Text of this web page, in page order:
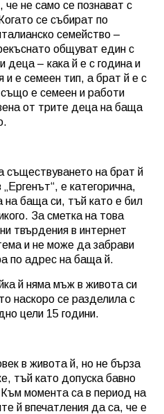
че не само се познават с
се събират по
семейство –
общуват един с
деца – кака й е с година и
и е семеен тип, а брат й е с
също е семеен и работи
от трите деца на баща
съществуването на брат й
е категорична,
на баща си, тъй като е бил
За сметка на това
твърдения в интернет
и не може да забрави
по адрес на баща й.
й няма мъж в живота си
наскоро се разделила с
цели 15 години.
в живота й, но не бърза
тъй като допуска бавно
момента са в период на
й впечатления да са, че е